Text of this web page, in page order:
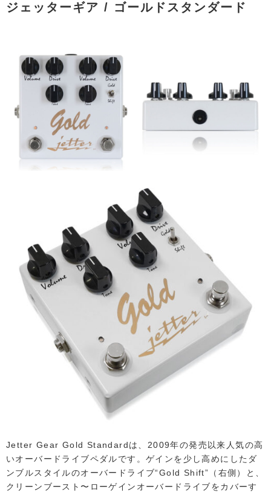
ジェッターギア / ゴールドスタンダード
Jetter Gear Gold Standardは、2009年の発売以来人気の高
いオーバードライブペダルです。ゲインを少し高めにしたダ
ンブルスタイルのオーバードライブ“Gold Shift”（右側）と、
クリーンブースト〜ローゲインオーバードライブをカバーす